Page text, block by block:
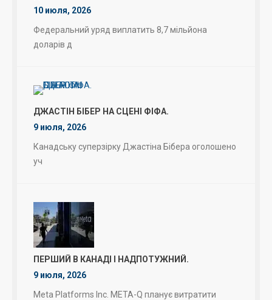
10 июля, 2026
Федеральний уряд виплатить 8,7 мільйона
доларів д
ДЖАСТІН БІБЕР НА СЦЕНІ ФІФА.
9 июля, 2026
Канадську суперзірку Джастіна Бібера оголошено
уч
ПЕРШИЙ В КАНАДІ І НАДПОТУЖНИЙ.
9 июля, 2026
Meta Platforms Inc. META-Q планує витратити